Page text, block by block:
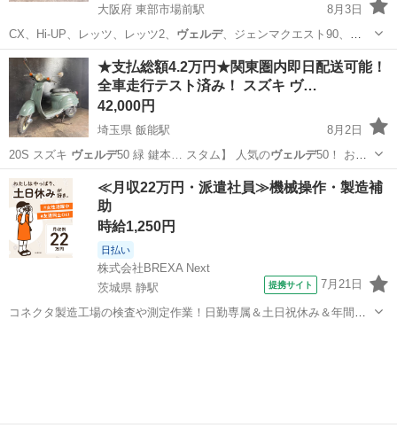
大阪府 東部市場前駅
8月3日
CX、Hi-UP、レッツ、レッツ2、 ヴェルデ、ジェンマクエスト90、
JOG、アプ…
大阪 大阪市 東部市場前駅 バイク アクシス
★支払総額4.2万円★関東圏内即日配送可能！
全車走行テスト済み！ スズキ ヴ…
42,000円
埼玉県 飯能駅
8月2日
20S スズキ ヴェルデ 50 緑 鍵本… スタム】 人気のヴェルデ50！ おし
ゃれ…
埼玉 飯能市 飯能駅 スズキ ヴェルデ
≪月収22万円・派遣社員≫機械操作・製造補
助
時給1,250円
日払い
株式会社BREXA Next
茨城県 静駅
提携サイト 7月21日
コネクタ製造工場の検査や測定作業！日勤専属＆土日祝休み＆年間休